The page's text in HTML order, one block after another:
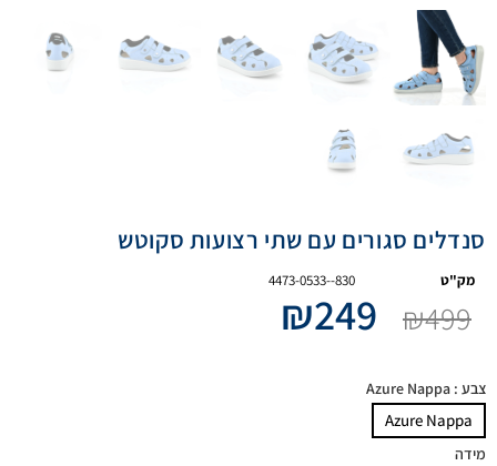
סנדלים סגורים עם שתי רצועות סקוטש
מק"ט 4473-0533--830
₪499
₪249
צבע : Azure Nappa
Azure Nappa
מידה